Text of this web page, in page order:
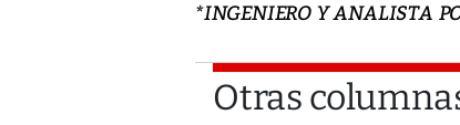
*INGENIERO Y ANALISTA
Otras